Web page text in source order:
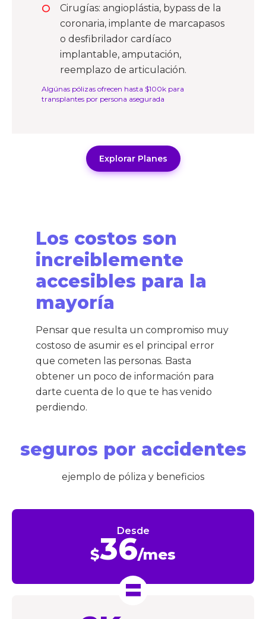
Cirugías: angioplástia, bypass de la
coronaria, implante de marcapasos
o desfibrilador cardíaco
implantable, amputación,
reemplazo de articulación.
Algúnas pólizas ofrecen hasta $100k para
transplantes por persona asegurada
Explorar Planes
Los costos son
increiblemente
accesibles para la
mayoría
Pensar que resulta un compromiso muy
costoso de asumir es el principal error
que cometen las personas. Basta
obtener un poco de información para
darte cuenta de lo que te has venido
perdiendo.
seguros por accidentes
ejemplo de póliza y beneficios
Desde
$36/mes
=